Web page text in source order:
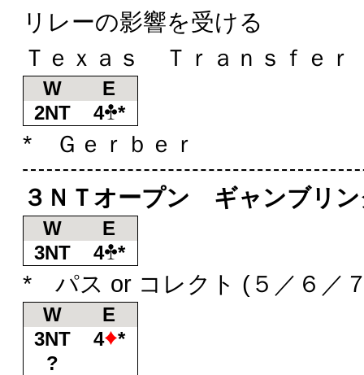
リレーの影響を受ける
Ｔｅｘａｓ Ｔｒａｎｓｆｅｒ
W
E
2NT
4 *
* Ｇｅｒｂｅｒ
３ＮＴオープン ギャンブリ
W
E
3NT
4 *
* パス or コレクト (５／６／
W
E
3NT
4
*
?